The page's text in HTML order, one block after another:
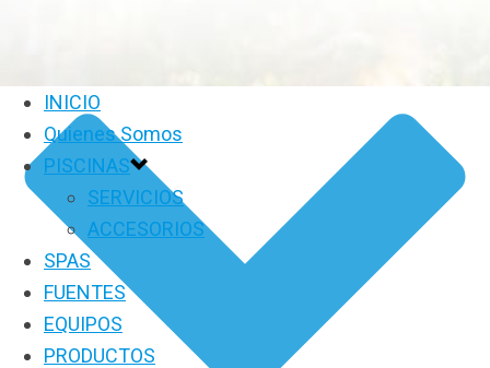
INICIO
Quienes Somos
PISCINAS
SERVICIOS
ACCESORIOS
SPAS
FUENTES
EQUIPOS
PRODUCTOS